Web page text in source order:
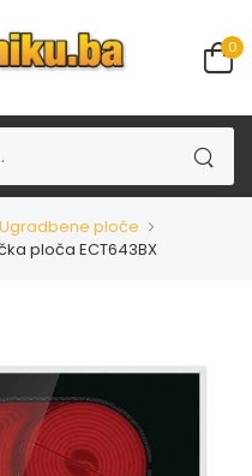
0
Ugradbene ploče
ploča ECT643BX